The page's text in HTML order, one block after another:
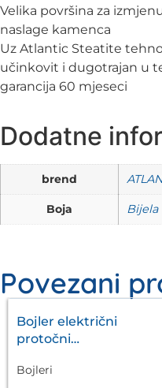
Velika površina za
naslage kamenca
Uz Atlantic Steatite
učinkovit i dugotrajan u
garancija 60 mjeseci
Dodatne
brend
Boja Bijela
Povezani
Bojler električni
protočni
27/8 27kW VAILLANT
Bojleri